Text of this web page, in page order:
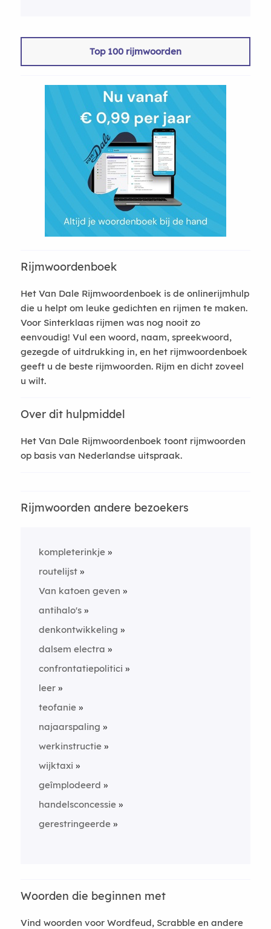
Top 100 rijmwoorden
Rijmwoordenboek
Het Van Dale Rijmwoordenboek is de onlinerijmhulp
die u helpt om leuke gedichten en rijmen te maken.
Voor Sinterklaas rijmen was nog nooit zo
eenvoudig! Vul een woord, naam, spreekwoord,
gezegde of uitdrukking in, en het rijmwoordenboek
geeft u de beste rijmwoorden. Rijm en dicht zoveel
u wilt.
Over dit hulpmiddel
Het Van Dale Rijmwoordenboek toont rijmwoorden
op basis van Nederlandse uitspraak.
Rijmwoorden andere bezoekers
kompleterinkje
routelijst
Van katoen geven
antihalo's
denkontwikkeling
dalsem electra
confrontatiepolitici
leer
teofanie
najaarspaling
werkinstructie
wijktaxi
geîmplodeerd
handelsconcessie
gerestringeerde
Woorden die beginnen met
Vind woorden voor Wordfeud, Scrabble en andere